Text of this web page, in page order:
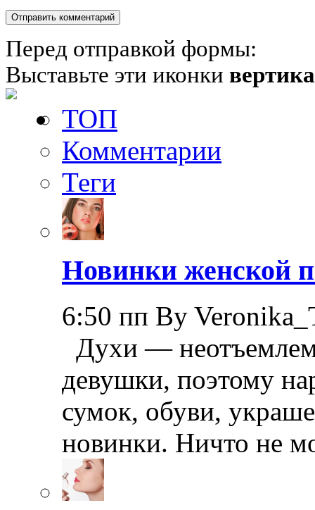
Перед отправкой формы:
Выставьте эти иконки
ТОП
Комментарии
Теги
Новинки женской
6:50 пп By
Духи —
девушки, поэтому
сумок, обуви,
новинки. Ничто не